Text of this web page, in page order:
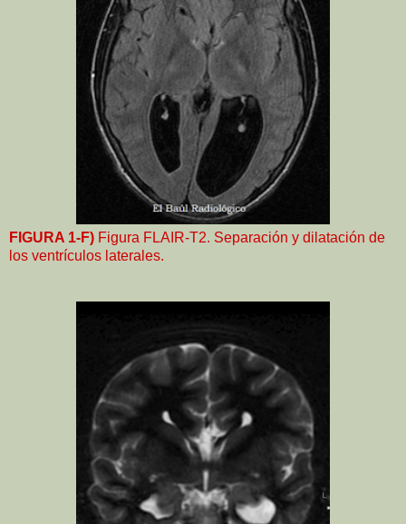
FIGURA 1-F) Figura FLAIR-T2. Separación y dilatación de
los ventrículos laterales.